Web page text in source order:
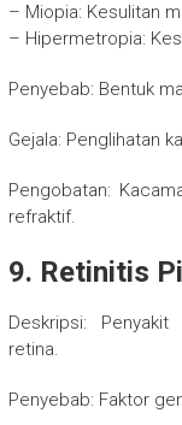
– Miopia: Kesulitan
– Hipermetropia:
Penyebab: Bentuk
Gejala: Penglihatan
Pengobatan:
refraktif.
9. Retinitis
Deskripsi:
retina.
Penyebab: Faktor